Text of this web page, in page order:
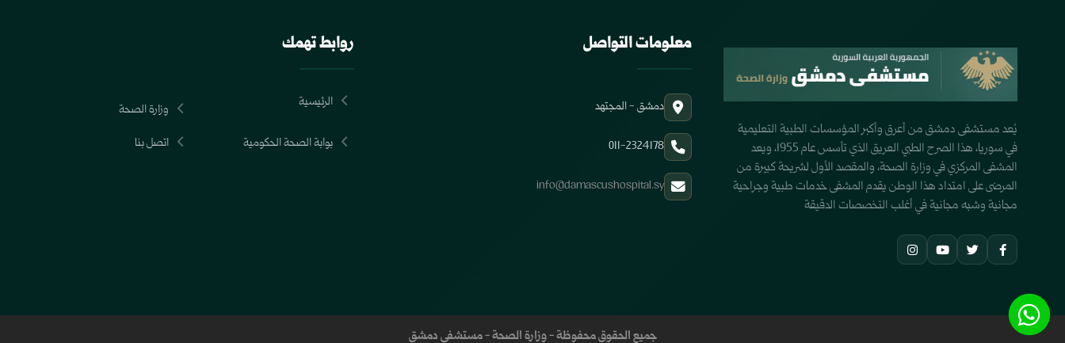
يُعد مستشفى دمشق من أعرق وأكبر المؤسسات الطبية التعليمية
في سوريا، هذا الصرح الطبي العريق الذي تأسس عام 1955، ويعد
المشفى المركزي في وزارة الصحة، والمقصد الأول لشريحة كبيرة من
المرضى على امتداد هذا الوطن يقدم المشفى خدمات طبية وجراحية
مجانية وشبه مجانية في أغلب التخصصات الدقيقة
معلومات التواصل
دمشق - المجتهد
011-2324178
info@damascushospital.sy
روابط تهمك
الرئيسية وزارة الصحة
بوابة الصحة الحكومية اتصل بنا
جميع الحقوق محفوظة - وزارة الصحة - مستشفى دمشق